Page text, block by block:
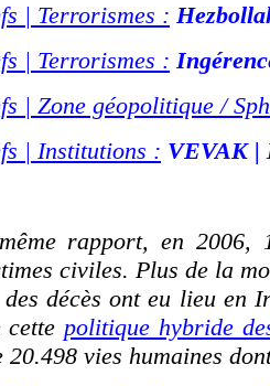
| Terrorismes :
| Terrorismes :
| Zone géopolitique /
| Institutions : VEVAK |
rapport, en 2006,
civiles. Plus de la
décès ont eu lieu en
cette politique hybride
20.498 vies humaines